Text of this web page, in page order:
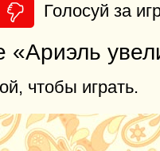
Голосуй за
«Ариэль
чтобы играть.